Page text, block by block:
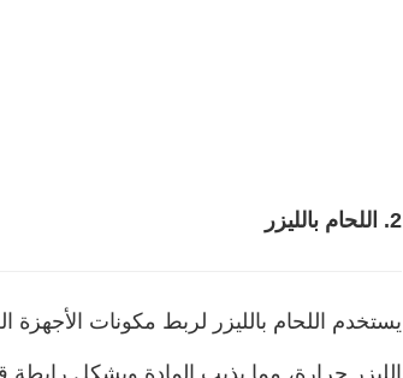
2. اللحام بالليزر
يستخدم اللحام بالليزر لربط مكونات الأجهزة
الليزر حرارة، مما يذيب المادة ويشكل رابطة